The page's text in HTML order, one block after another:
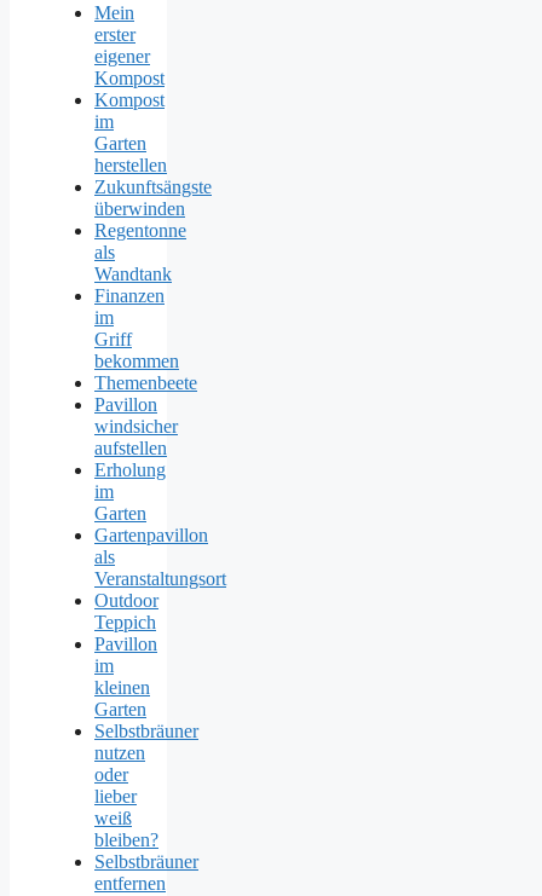
Mein
erster
eigener
Kompost
Kompost
im
Garten
herstellen
Zukunftsängste
überwinden
Regentonne
als
Wandtank
Finanzen
im
Griff
bekommen
Themenbeete
Pavillon
windsicher
aufstellen
Erholung
im
Garten
Gartenpavillon
als
Veranstaltungsort
Outdoor
Teppich
Pavillon
im
kleinen
Garten
Selbstbräuner
nutzen
oder
lieber
weiß
bleiben?
Selbstbräuner
entfernen